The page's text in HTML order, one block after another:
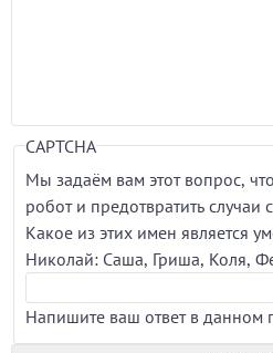
CAPTCHA
Мы задаём вам этот вопрос,
робот и предотвратить случаи
Какое из этих имен является
Николай: Саша, Гриша, Коля,
Напишите ваш ответ в данном